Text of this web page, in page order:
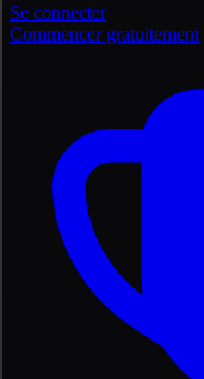
Se connecter
Commencer gratuitement